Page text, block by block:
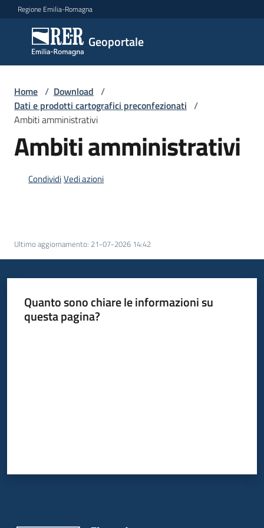
Vai al contenuto
Vai alla navigazione
Vai al footer
Regione Emilia-Romagna
Geoportale
Geoportale
Catalogo
dati,
servizi
metadati
line
dati
Menu selezionato
Home / Download /
Dati e prodotti cartografici preconfezionati /
Ambiti amministrativi
Ambiti amministrativi
CondividiVedi azioni
Ultimo aggiornamento: 21-07-2026 14:42
Quanto sono chiare le informazioni su
questa pagina?